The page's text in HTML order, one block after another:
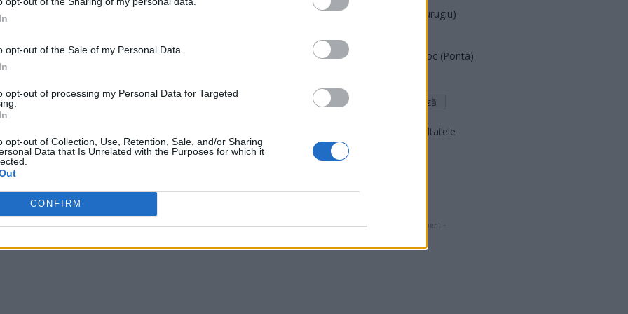
opt-out of the Sale of my Personal Data.
opt-out of processing my Personal Data for Targeted
opt-out of Collection, Use, Retention, Sale, and/or Sharing
Data that Is Unrelated with the Purposes for which it
CONFIRM
au transmis către autoritățile elene mandatul
pronunțate în cauză. De asemenea, Administrația
privind condițiile de detenție de care ar
competentă din Grecia a fost Curtea
- Advertisement -
Partidul Patrioților (Surugiu)
România pe Primul Loc (Ponta)
Arată rezultatele
Arhiva sondajelor
- Advertisment -